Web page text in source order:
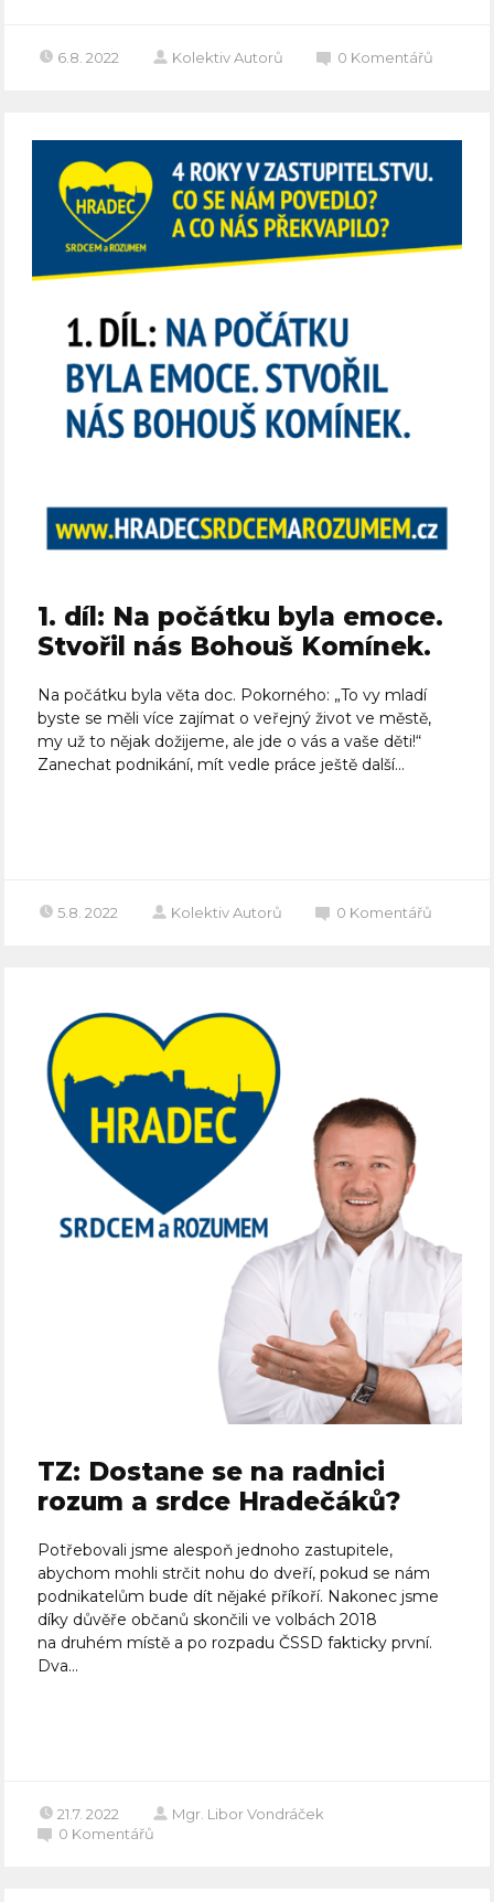
6.8. 2022 Kolektiv Autorů 0 Komentářů
1. díl: Na počátku byla emoce.
Stvořil nás Bohouš Komínek.
Na počátku byla věta doc. Pokorného: „To vy mladí
byste se měli více zajímat o veřejný život ve městě,
my už to nějak dožijeme, ale jde o vás a vaše děti!“
Zanechat podnikání, mít vedle práce ještě další...
5.8. 2022 Kolektiv Autorů 0 Komentářů
TZ: Dostane se na radnici
rozum a srdce Hradečáků?
Potřebovali jsme alespoň jednoho zastupitele,
abychom mohli strčit nohu do dveří, pokud se nám
podnikatelům bude dít nějaké příkoří. Nakonec jsme
díky důvěře občanů skončili ve volbách 2018
na druhém místě a po rozpadu ČSSD fakticky první.
Dva...
21.7. 2022
Mgr. Libor Vondráček
0 Komentářů